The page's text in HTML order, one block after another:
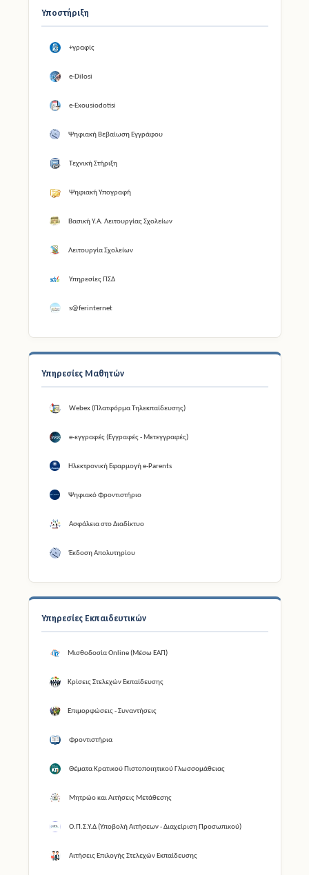
Υποστήριξη
+γραφίς
e-Dilosi
e-Exousiodotisi
Ψηφιακή Βεβαίωση Εγγράφου
Τεχνική Στήριξη
Ψηφιακή Υπογραφή
Βασική Υ.Α. Λειτουργίας Σχολείων
Λειτουργία Σχολείων
Υπηρεσίες ΠΣΔ
s@ferinternet
Υπηρεσίες Μαθητών
Webex (Πλατφόρμα Τηλεκπαίδευσης)
e-εγγραφές (Εγγραφές - Μετεγγραφές)
Ηλεκτρονική Εφαρμογή e-Parents
Ψηφιακό Φροντιστήριο
Ασφάλεια στο Διαδίκτυο
Έκδοση Απολυτηρίου
Υπηρεσίες Εκπαιδευτικών
Μισθοδοσία Online (Μέσω ΕΑΠ)
Κρίσεις Στελεχών Εκπαίδευσης
Επιμορφώσεις - Συναντήσεις
Φροντιστήρια
Θέματα Κρατικού Πιστοποιητικού Γλωσσομάθειας
Μητρώο και Αιτήσεις Μετάθεσης
Ο.Π.Σ.Υ.Δ (Υποβολή Αιτήσεων - Διαχείριση Προσωπικού)
Αιτήσεις Επιλογής Στελεχών Εκπαίδευσης